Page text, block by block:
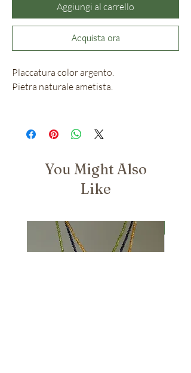
Aggiungi al carrello
Acquista ora
Placcatura color argento.
Pietra naturale ametista.
You Might Also
Like